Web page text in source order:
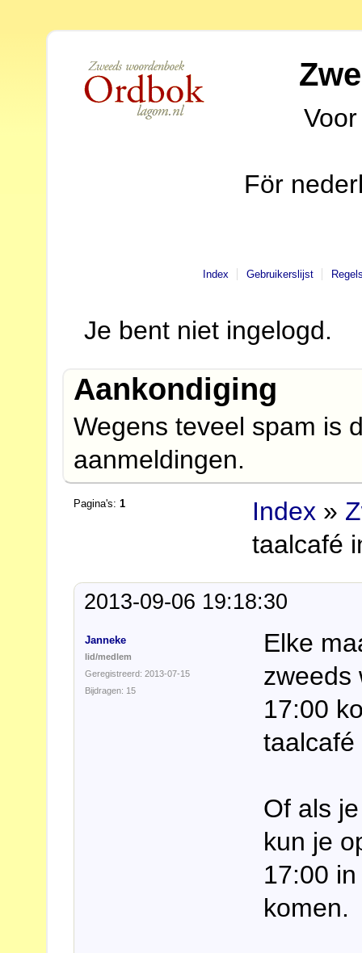
För
Index Gebruikerslijst
Je bent niet ingelogd.
Aankondiging
Wegens teveel spam is
aanmeldingen.
Pagina's:1 Index »
taalcafé
2013-09-06 19:18:30
Janneke
lid/medlem
Geregistreerd: 2013-07-15
Bijdragen: 15
Elke
zweeds
17:00
Of als
kun je
17:00
komen.